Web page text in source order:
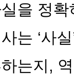
을 정
는 ‘사
는지,